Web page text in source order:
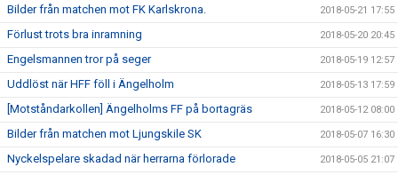
Bilder från matchen mot FK Karlskrona. 2018-05-21 17:55
Förlust trots bra inramning 2018-05-20 20:45
Engelsmannen tror på seger 2018-05-19 12:57
Uddlöst när HFF föll i Ängelholm 2018-05-13 17:59
[Motståndarkollen] Ängelholms FF på bortagräs 2018-05-12 08:00
Bilder från matchen mot Ljungskile SK 2018-05-07 16:30
Nyckelspelare skadad när herrarna förlorade 2018-05-05 21:07